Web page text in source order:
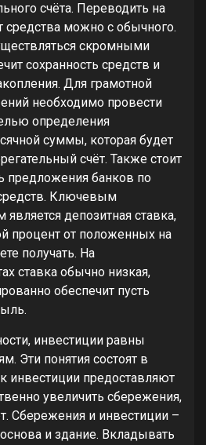
счёта. Переводить на
средства можно с обычного.
скромными
сохранность средств и
Для грамотной
необходимо провести
определения
суммы, которая будет
счёт. Также стоит
предложения банков по
Ключевым
депозитная ставка,
процент от положенных на
получать. На
ставка обычно низкая,
обеспечит пусть
инвестиции равны
Эти понятия состоят в
инвестиции предоставляют
увеличить сбережения,
Сбережения и инвестиции –
и здание. Вкладывать